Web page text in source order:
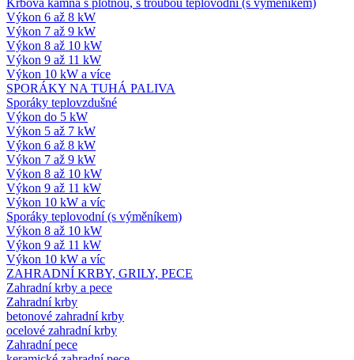
Krbová kamna s plotnou, s troubou teplovodní (s výměníkem)
Výkon 6 až 8 kW
Výkon 7 až 9 kW
Výkon 8 až 10 kW
Výkon 9 až 11 kW
Výkon 10 kW a více
SPORÁKY NA TUHÁ PALIVA
Sporáky teplovzdušné
Výkon do 5 kW
Výkon 5 až 7 kW
Výkon 6 až 8 kW
Výkon 7 až 9 kW
Výkon 8 až 10 kW
Výkon 9 až 11 kW
Výkon 10 kW a víc
Sporáky teplovodní (s výměníkem)
Výkon 8 až 10 kW
Výkon 9 až 11 kW
Výkon 10 kW a víc
ZAHRADNÍ KRBY, GRILY, PECE
Zahradní krby a pece
Zahradní krby
betonové zahradní krby
ocelové zahradní krby
Zahradní pece